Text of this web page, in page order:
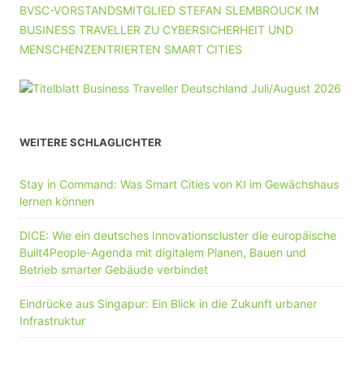
BVSC-VORSTANDSMITGLIED STEFAN SLEMBROUCK IM
BUSINESS TRAVELLER ZU CYBERSICHERHEIT UND
MENSCHENZENTRIERTEN SMART CITIES
WEITERE SCHLAGLICHTER
Stay in Command: Was Smart Cities von KI im Gewächshaus
lernen können
DICE: Wie ein deutsches Innovationscluster die europäische
Built4People-Agenda mit digitalem Planen, Bauen und
Betrieb smarter Gebäude verbindet
Eindrücke aus Singapur: Ein Blick in die Zukunft urbaner
Infrastruktur